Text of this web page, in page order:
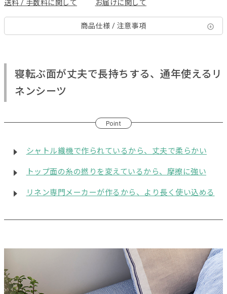
送料 / 手数料に関して お届けに関して
商品仕様 / 注意事項
寝転ぶ面が丈夫で長持ちする、通年使えるリ
ネンシーツ
Point
シャトル織機で作られているから、丈夫で柔らかい
トップ面の糸の撚りを変えているから、摩擦に強い
リネン専門メーカーが作るから、より長く使い込める